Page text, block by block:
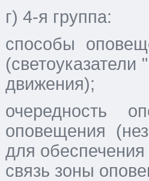
г) 4-я группа:
способы
(светоуказатели
движения);
очередность
оповещения
для
связь зоны